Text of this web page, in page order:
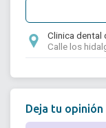
Clinica dental
Calle los
Deja tu